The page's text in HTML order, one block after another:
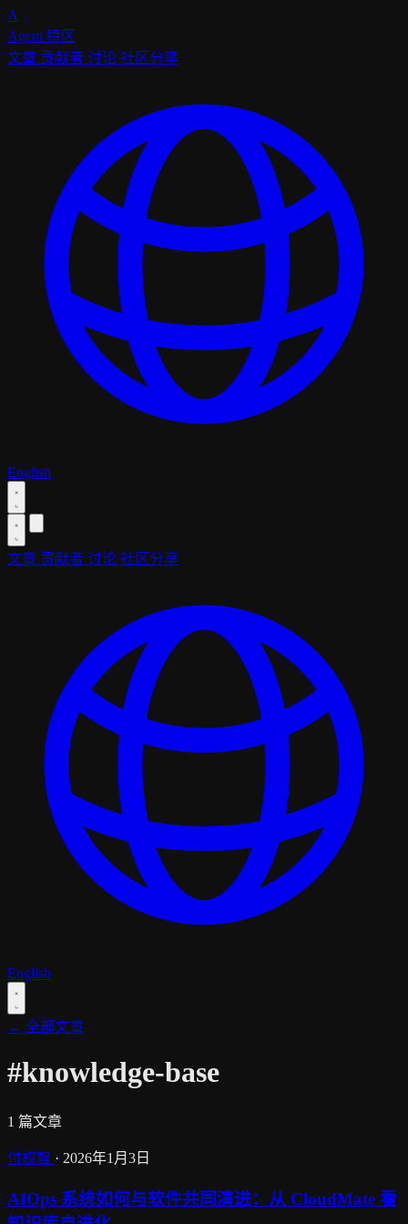
A
Agent 特区
文章 贡献者 讨论 社区分享
English
文章 贡献者 讨论 社区分享
English
← 全部文章
#knowledge-base
1 篇文章
付权智 · 2026年1月3日
AIOps 系统如何与软件共同演进：从 CloudMate 看